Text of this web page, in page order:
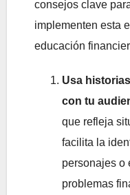
consejos clave
implementen esta
educación
Usa
con tu
que refleja
facilita la
personajes o
problemas